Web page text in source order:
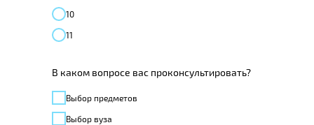
10
11
В каком вопросе вас проконсультировать?
Выбор предметов
Выбор вуза